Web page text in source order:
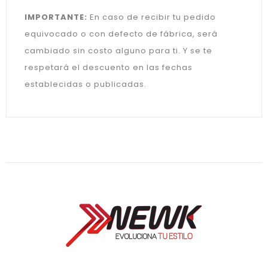
IMPORTANTE: En caso de recibir tu pedido
equivocado o con defecto de fábrica, será
cambiado sin costo alguno para ti. Y se te
respetará el descuento en las fechas
establecidas o publicadas.